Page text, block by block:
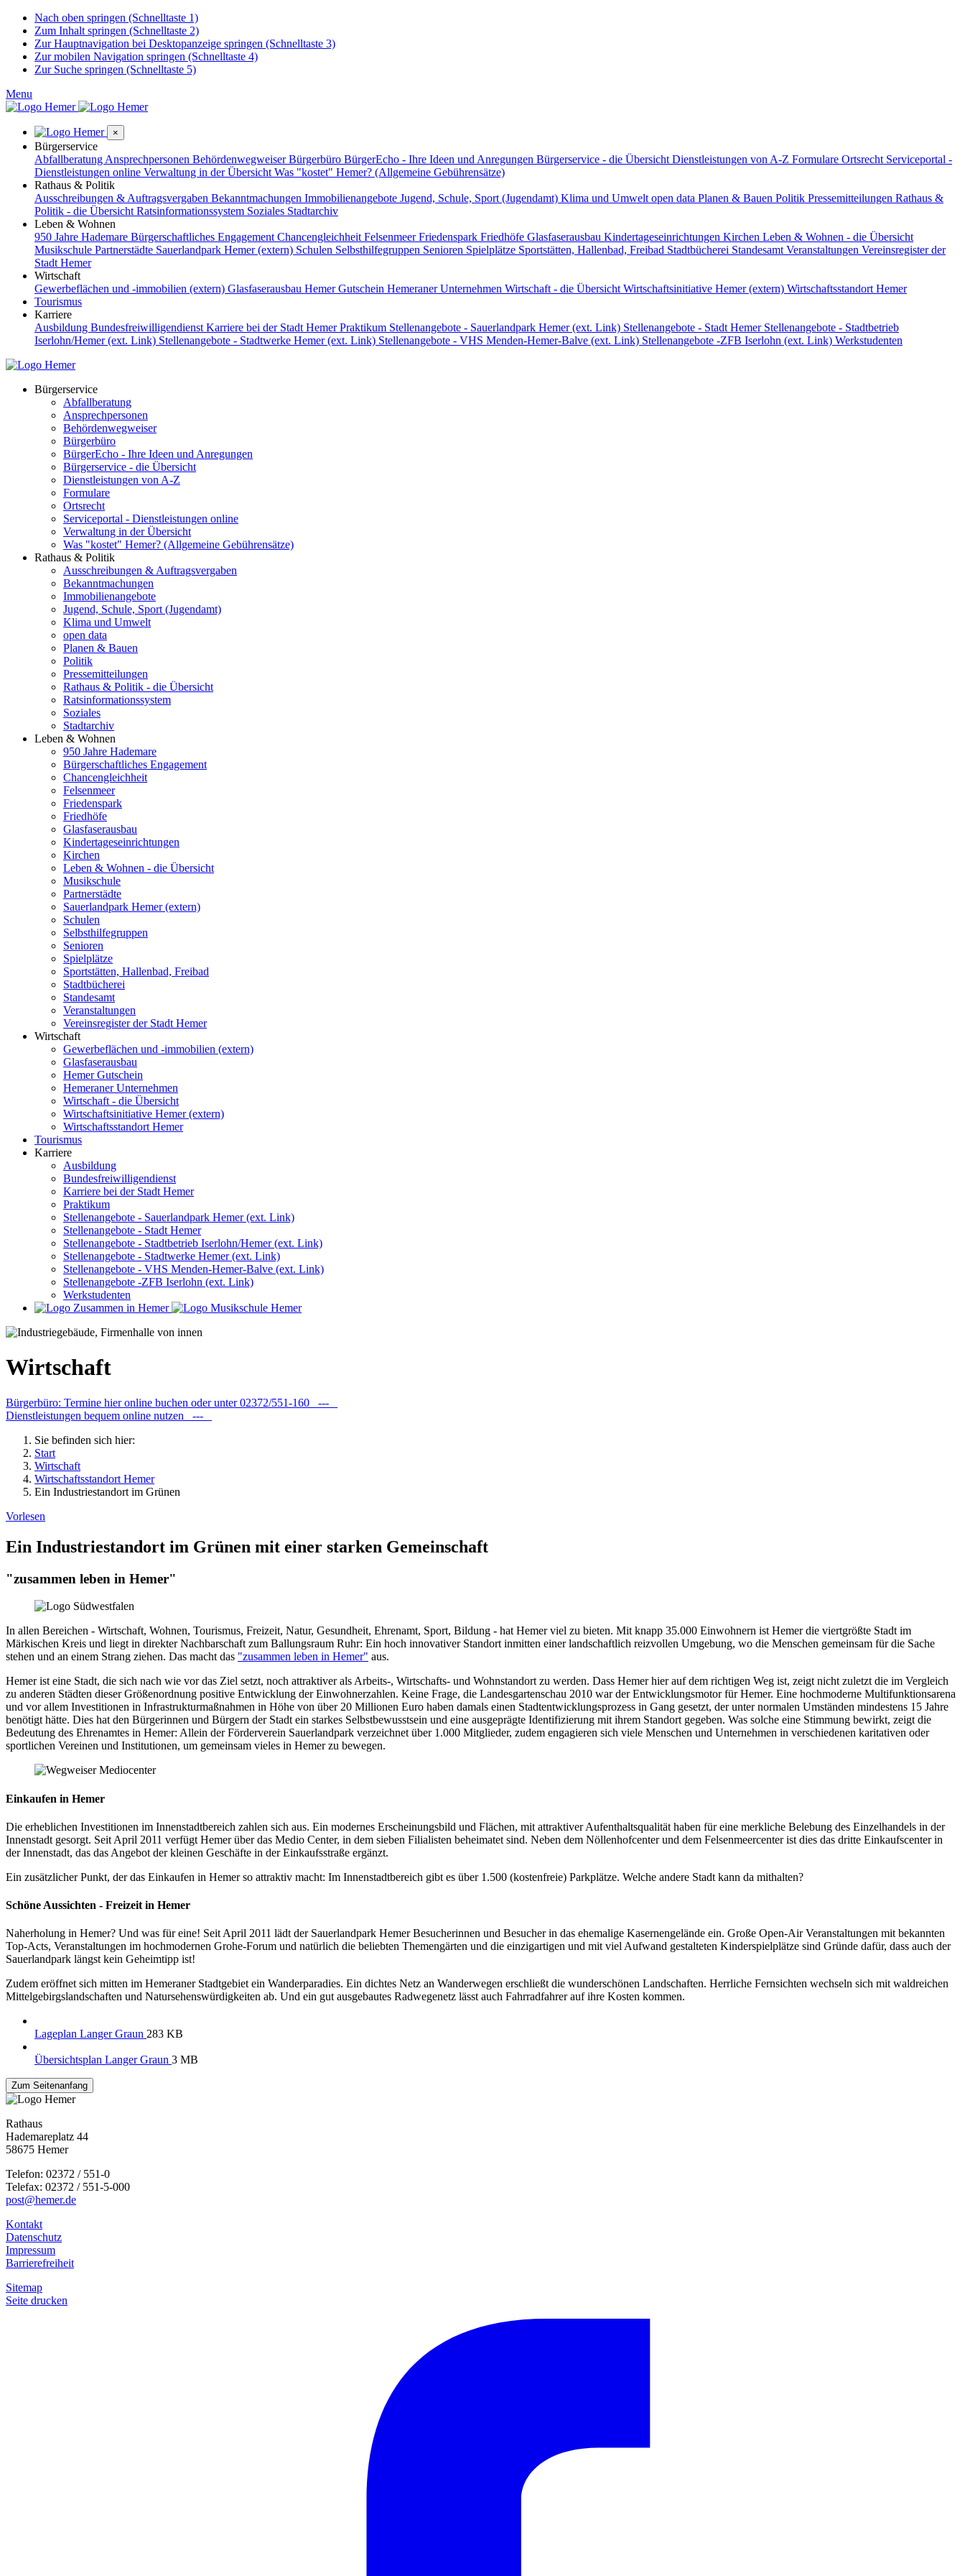
Nach oben springen (Schnelltaste 1)
Zum Inhalt springen (Schnelltaste 2)
Zur Hauptnavigation bei Desktopanzeige springen (Schnelltaste 3)
Zur mobilen Navigation springen (Schnelltaste 4)
Zur Suche springen (Schnelltaste 5)
Menu
×
Bürgerservice
Abfallberatung Ansprechpersonen BehördenwegweiserBürgerbüro BürgerEcho - Ihre Ideen und Anregungen Bürgerservice - die Übersicht Dienstleistungen von A-Z Formulare Ortsrecht Serviceportal -
Dienstleistungen online Verwaltung in der Übersicht Was "kostet" Hemer? (Allgemeine Gebührensätze)
Rathaus & Politik
Ausschreibungen & Auftragsvergaben Bekanntmachungen Immobilienangebote Jugend, Schule, Sport (Jugendamt) Klima und Umwelt open data Planen & Bauen Politik Pressemitteilungen Rathaus &
Politik - die Übersicht Ratsinformationssystem Soziales Stadtarchiv
Leben & Wohnen
950 Jahre Hademare Bürgerschaftliches Engagement Chancengleichheit FelsenmeerFriedenspark Friedhöfe Glasfaserausbau Kindertageseinrichtungen Kirchen Leben & Wohnen - die Übersicht
Musikschule Partnerstädte Sauerlandpark Hemer (extern) Schulen Selbsthilfegruppen Senioren Spielplätze Sportstätten, Hallenbad, Freibad Stadtbücherei Standesamt Veranstaltungen Vereinsregister der
Stadt Hemer
Wirtschaft
Gewerbeflächen und -immobilien (extern) Glasfaserausbau Hemer Gutschein Hemeraner Unternehmen Wirtschaft - die Übersicht Wirtschaftsinitiative Hemer (extern) Wirtschaftsstandort Hemer
Tourismus
Karriere
Ausbildung Bundesfreiwilligendienst Karriere bei der Stadt HemerPraktikum Stellenangebote - Sauerlandpark Hemer (ext. Link) Stellenangebote - Stadt Hemer Stellenangebote - Stadtbetrieb
Iserlohn/Hemer (ext. Link) Stellenangebote - Stadtwerke Hemer (ext. Link) Stellenangebote - VHS Menden-Hemer-Balve (ext. Link) Stellenangebote -ZFB Iserlohn (ext. Link) Werkstudenten
Bürgerservice
Abfallberatung
Ansprechpersonen
Behördenwegweiser
Bürgerbüro
BürgerEcho - Ihre Ideen und Anregungen
Bürgerservice - die Übersicht
Dienstleistungen von A-Z
Formulare
Ortsrecht
Serviceportal - Dienstleistungen online
Verwaltung in der Übersicht
Was "kostet" Hemer? (Allgemeine Gebührensätze)
Rathaus & Politik
Ausschreibungen & Auftragsvergaben
Bekanntmachungen
Immobilienangebote
Jugend, Schule, Sport (Jugendamt)
Klima und Umwelt
open data
Planen & Bauen
Politik
Pressemitteilungen
Rathaus & Politik - die Übersicht
Ratsinformationssystem
Soziales
Stadtarchiv
Leben & Wohnen
950 Jahre Hademare
Bürgerschaftliches Engagement
Chancengleichheit
Felsenmeer
Friedenspark
Friedhöfe
Glasfaserausbau
Kindertageseinrichtungen
Kirchen
Leben & Wohnen - die Übersicht
Musikschule
Partnerstädte
Sauerlandpark Hemer (extern)
Schulen
Selbsthilfegruppen
Senioren
Spielplätze
Sportstätten, Hallenbad, Freibad
Stadtbücherei
Standesamt
Veranstaltungen
Vereinsregister der Stadt Hemer
Wirtschaft
Gewerbeflächen und -immobilien (extern)
Glasfaserausbau
Hemer Gutschein
Hemeraner Unternehmen
Wirtschaft - die Übersicht
Wirtschaftsinitiative Hemer (extern)
Wirtschaftsstandort Hemer
Tourismus
Karriere
Ausbildung
Bundesfreiwilligendienst
Karriere bei der Stadt Hemer
Praktikum
Stellenangebote - Sauerlandpark Hemer (ext. Link)
Stellenangebote - Stadt Hemer
Stellenangebote - Stadtbetrieb Iserlohn/Hemer (ext. Link)
Stellenangebote - Stadtwerke Hemer (ext. Link)
Stellenangebote - VHS Menden-Hemer-Balve (ext. Link)
Stellenangebote -ZFB Iserlohn (ext. Link)
Werkstudenten
Wirtschaft
Bürgerbüro: Termine hier online buchen oder unter 02372/551-160 ---
Dienstleistungen bequem online nutzen ---
Sie befinden sich hier:
Start
Wirtschaft
Wirtschaftsstandort Hemer
Ein Industriestandort im Grünen
Vorlesen
Ein Industriestandort im Grünen mit einer starken Gemeinschaft
"zusammen leben in Hemer"
In allen Bereichen - Wirtschaft, Wohnen, Tourismus, Freizeit, Natur, Gesundheit, Ehrenamt, Sport, Bildung - hat Hemer viel zu bieten. Mit knapp 35.000 Einwohnern ist Hemer die viertgrößte Stadt im
Märkischen Kreis und liegt in direkter Nachbarschaft zum Ballungsraum Ruhr: Ein hoch innovativer Standort inmitten einer landschaftlich reizvollen Umgebung, wo die Menschen gemeinsam für die Sache
stehen und an einem Strang ziehen. Das macht das "zusammen leben in Hemer" aus.
Hemer ist eine Stadt, die sich nach wie vor das Ziel setzt, noch attraktiver als Arbeits-, Wirtschafts- und Wohnstandort zu werden. Dass Hemer hier auf dem richtigen Weg ist, zeigt nicht zuletzt die im Vergleich
zu anderen Städten dieser Größenordnung positive Entwicklung der Einwohnerzahlen. Keine Frage, die Landesgartenschau 2010 war der Entwicklungsmotor für Hemer. Eine hochmoderne Multifunktionsarena
und vor allem Investitionen in Infrastrukturmaßnahmen in Höhe von über 20 Millionen Euro haben damals einen Stadtentwicklungsprozess in Gang gesetzt, der unter normalen Umständen mindestens 15 Jahre
benötigt hätte. Dies hat den Bürgerinnen und Bürgern der Stadt ein starkes Selbstbewusstsein und eine ausgeprägte Identifizierung mit ihrem Standort gegeben. Was solche eine Stimmung bewirkt, zeigt die
Bedeutung des Ehrenamtes in Hemer: Allein der Förderverein Sauerlandpark verzeichnet über 1.000 Mitglieder, zudem engagieren sich viele Menschen und Unternehmen in verschiedenen karitativen oder
sportlichen Vereinen und Institutionen, um gemeinsam vieles in Hemer zu bewegen.
Einkaufen in Hemer
Die erheblichen Investitionen im Innenstadtbereich zahlen sich aus. Ein modernes Erscheinungsbild und Flächen, mit attraktiver Aufenthaltsqualität haben für eine merkliche Belebung des Einzelhandels in der
Innenstadt gesorgt. Seit April 2011 verfügt Hemer über das Medio Center, in dem sieben Filialisten beheimatet sind. Neben dem Nöllenhofcenter und dem Felsenmeercenter ist dies das dritte Einkaufscenter in
der Innenstadt, das das Angebot der kleinen Geschäfte in der Einkaufsstraße ergänzt.
Ein zusätzlicher Punkt, der das Einkaufen in Hemer so attraktiv macht: Im Innenstadtbereich gibt es über 1.500 (kostenfreie) Parkplätze. Welche andere Stadt kann da mithalten?
Schöne Aussichten - Freizeit in Hemer
Naherholung in Hemer? Und was für eine! Seit April 2011 lädt der Sauerlandpark Hemer Besucherinnen und Besucher in das ehemalige Kasernengelände ein. Große Open-Air Veranstaltungen mit bekannten
Top-Acts, Veranstaltungen im hochmodernen Grohe-Forum und natürlich die beliebten Themengärten und die einzigartigen und mit viel Aufwand gestalteten Kinderspielplätze sind Gründe dafür, dass auch der
Sauerlandpark längst kein Geheimtipp ist!
Zudem eröffnet sich mitten im Hemeraner Stadtgebiet ein Wanderparadies. Ein dichtes Netz an Wanderwegen erschließt die wunderschönen Landschaften. Herrliche Fernsichten wechseln sich mit waldreichen
Mittelgebirgslandschaften und Natursehenswürdigkeiten ab. Und ein gut ausgebautes Radwegenetz lässt auch Fahrradfahrer auf ihre Kosten kommen.
Lageplan Langer Graun 283 KB
Übersichtsplan Langer Graun 3 MB
Zum Seitenanfang
Rathaus
Hademareplatz 44
58675 Hemer
Telefon: 02372 / 551-0
Telefax: 02372 / 551-5-000
post@hemer.de
Kontakt
Datenschutz
Impressum
Barrierefreiheit
Sitemap
Seite drucken